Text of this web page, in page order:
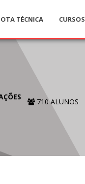
TÉCNICA CURSOS
710 ALUNOS